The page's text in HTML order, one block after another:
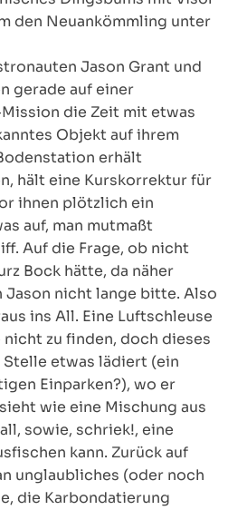
den Neuankömmling unter
Jason Grant und
gerade auf einer
die Zeit mit etwas
Objekt auf ihrem
erhält
hält eine Kurskorrektur für
ihnen plötzlich ein
auf, man mutmaßt
Auf die Frage, ob nicht
Bock hätte, da näher
Jason nicht lange bitte. Also
ins All. Eine Luftschleuse
zu finden, doch dieses
etwas lädiert (ein
Einparken?), wo er
wie eine Mischung aus
sowie, schriek!, eine
kann. Zurück auf
unglaubliches (oder noch
die Karbondatierung